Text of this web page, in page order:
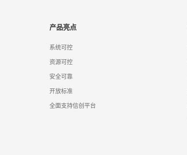
产品亮点
系统可控
资源可控
安全可靠
开放标准
全面支持信创平台